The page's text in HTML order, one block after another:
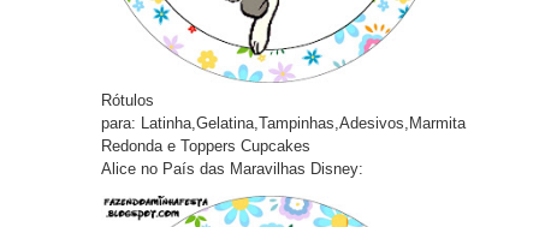
Rótulos
para:
Latinha,Gelatina,Tampinhas,Adesivos,Marmita
Redonda e Toppers Cupcakes
Alice no País das Maravilhas Disney: